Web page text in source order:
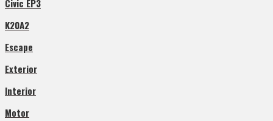
Civic EP3
K20A2
Escape
Exterior
Interior
Motor